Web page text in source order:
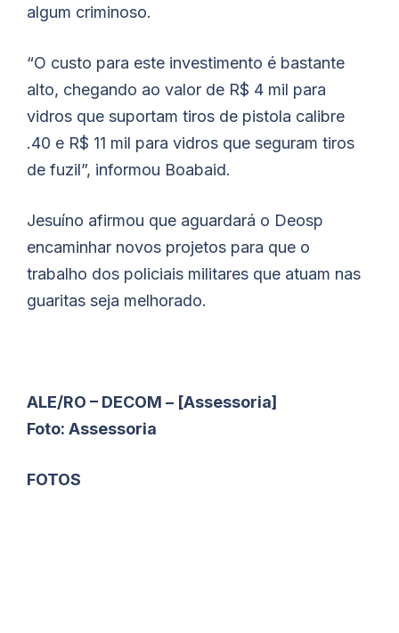
algum criminoso.
“O custo para este investimento é bastante
alto, chegando ao valor de R$ 4 mil para
vidros que suportam tiros de pistola calibre
.40 e R$ 11 mil para vidros que seguram tiros
de fuzil”, informou Boabaid.
Jesuíno afirmou que aguardará o Deosp
encaminhar novos projetos para que o
trabalho dos policiais militares que atuam nas
guaritas seja melhorado.
ALE/RO – DECOM – [Assessoria]
Foto: Assessoria
FOTOS